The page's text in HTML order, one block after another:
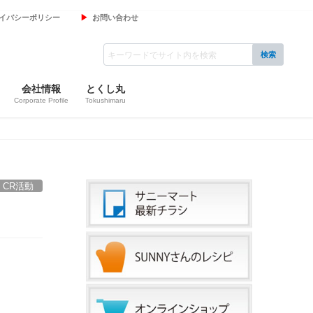
バシーポリシー お問い合わせ
会社情報
Corporate Profile
とくし丸
Tokushimaru
CR活動